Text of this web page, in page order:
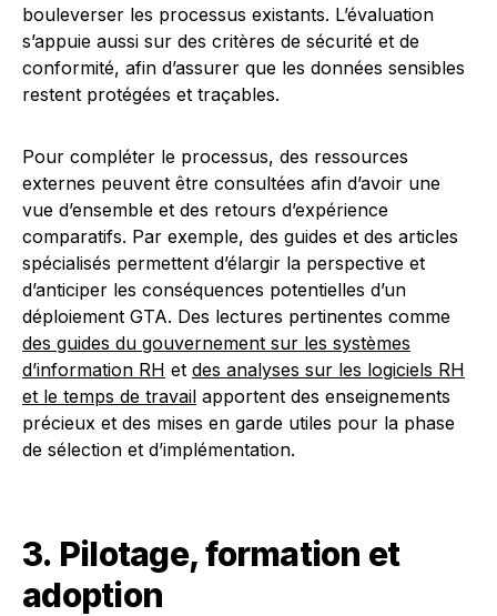
bouleverser les processus existants. L’évaluation
s’appuie aussi sur des critères de sécurité et de
conformité, afin d’assurer que les données sensibles
restent protégées et traçables.
Pour compléter le processus, des ressources
externes peuvent être consultées afin d’avoir une
vue d’ensemble et des retours d’expérience
comparatifs. Par exemple, des guides et des articles
spécialisés permettent d’élargir la perspective et
d’anticiper les conséquences potentielles d’un
déploiement GTA. Des lectures pertinentes comme
des guides du gouvernement sur les systèmes
d’information RH et des analyses sur les logiciels RH
et le temps de travail apportent des enseignements
précieux et des mises en garde utiles pour la phase
de sélection et d’implémentation.
3. Pilotage, formation et
adoption